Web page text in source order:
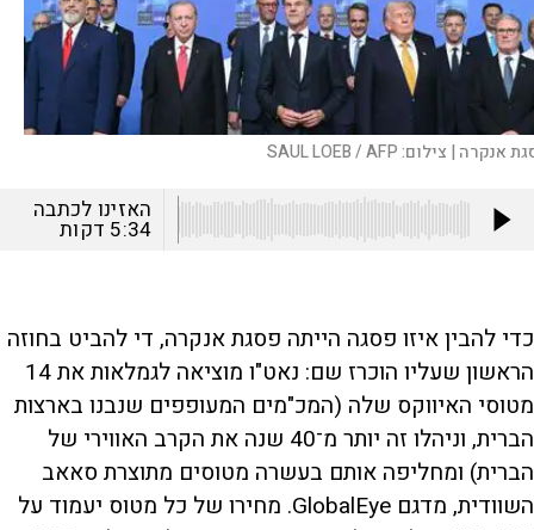
אנקרה | צילום:SAUL LOEB / AFP
האזינו לכתבה
5:34 דקות
כדי להבין איזו פסגה הייתה פסגת אנקרה, די להביט בחוזה
הראשון שעליו הוכרז שם: נאט"ו מוציאה לגמלאות את 14
מטוסי האיווקס שלה (המכ"מים המעופפים שנבנו בארצות
הברית, וניהלו זה יותר מ־40 שנה את הקרב האווירי של
הברית) ומחליפה אותם בעשרה מטוסים מתוצרת סאאב
השוודית, מדגם GlobalEye. מחירו של כל מטוס יעמוד על